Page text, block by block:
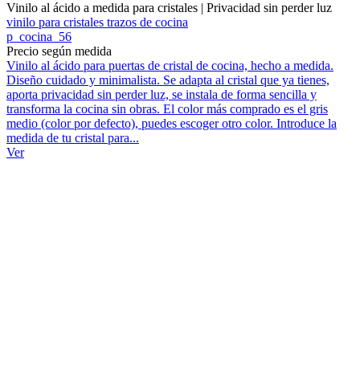
Vinilo al ácido a medida para cristales | Privacidad sin perder luz
vinilo para cristales trazos de cocina
p_cocina_56
Precio según medida
Vinilo al ácido para puertas de cristal de cocina, hecho a medida.
Diseño cuidado y minimalista. Se adapta al cristal que ya tienes,
aporta privacidad sin perder luz, se instala de forma sencilla y
transforma la cocina sin obras. El color más comprado es el gris
medio (color por defecto), puedes escoger otro color. Introduce la
medida de tu cristal para...
Ver